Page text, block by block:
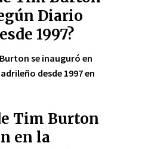
Diario
1997?
se inauguró en
desde 1997 en
Tim Burton
en la